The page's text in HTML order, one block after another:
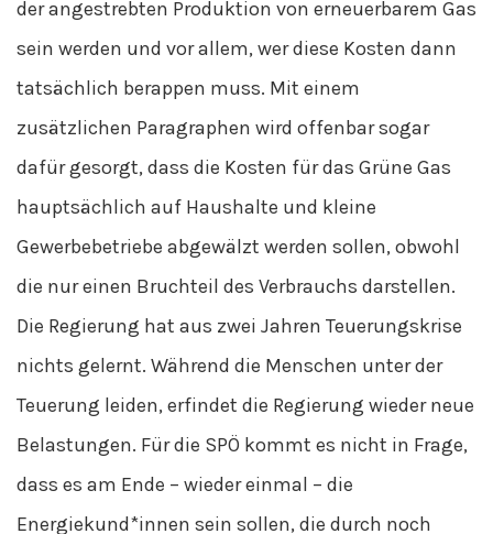
der angestrebten Produktion von erneuerbarem Gas
sein werden und vor allem, wer diese Kosten dann
tatsächlich berappen muss. Mit einem
zusätzlichen Paragraphen wird offenbar sogar
dafür gesorgt, dass die Kosten für das Grüne Gas
hauptsächlich auf Haushalte und kleine
Gewerbebetriebe abgewälzt werden sollen, obwohl
die nur einen Bruchteil des Verbrauchs darstellen.
Die Regierung hat aus zwei Jahren Teuerungskrise
nichts gelernt. Während die Menschen unter der
Teuerung leiden, erfindet die Regierung wieder neue
Belastungen. Für die SPÖ kommt es nicht in Frage,
dass es am Ende – wieder einmal – die
Energiekund*innen sein sollen, die durch noch